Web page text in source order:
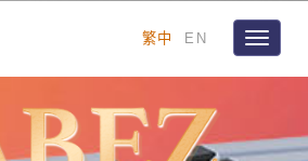
繁中 EN
Toggle